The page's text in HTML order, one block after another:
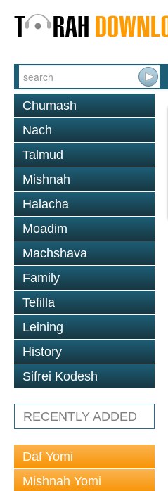
Chumash
Nach
Talmud
Mishnah
Halacha
Moadim
Machshava
Family
Tefilla
Leining
History
Sifrei Kodesh
RECENTLY ADDED
Daf Yomi
Mishnah Yomi